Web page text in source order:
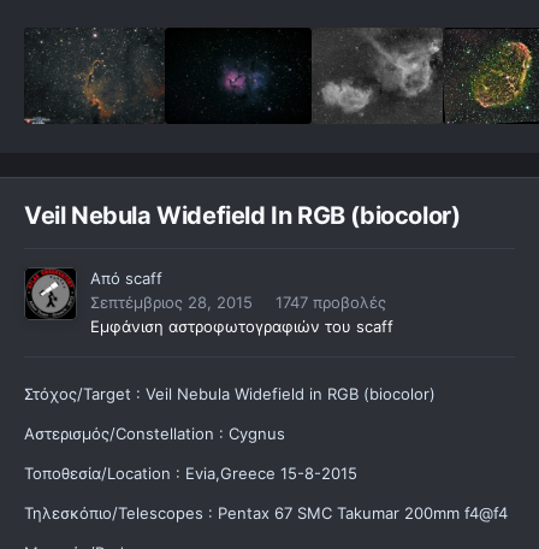
Veil Nebula Widefield In RGB (biocolor)
Από scaff
Σεπτέμβριος 28, 2015
1747 προβολές
Εμφάνιση αστροφωτογραφιών του scaff
Στόχος/Target : Veil Nebula Widefield in RGB (biocolor)
Αστερισμός/Constellation : Cygnus
Τοποθεσία/Location : Evia,Greece 15-8-2015
Τηλεσκόπιο/Telescopes : Pentax 67 SMC Takumar 200mm f4@f4